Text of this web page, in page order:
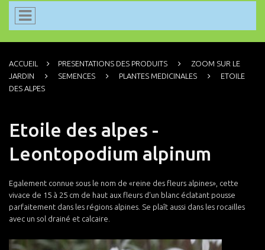
ACCUEIL PRESENTATIONS DES PRODUITS
ZOOM SUR LE
JARDIN
SEMENCES PLANTES MEDICINALES
ETOILE
DES ALPES
Etoile des alpes -
Leontopodium alpinum
Egalement connue sous le nom de «reine des fleurs alpines», cette
vivace de 15 à 25 cm de haut aux fleurs d'un blanc éclatant pousse
parfaitement dans les régions alpines. Se plaît aussi dans les rocailles
avec un sol drainé et calcaire.